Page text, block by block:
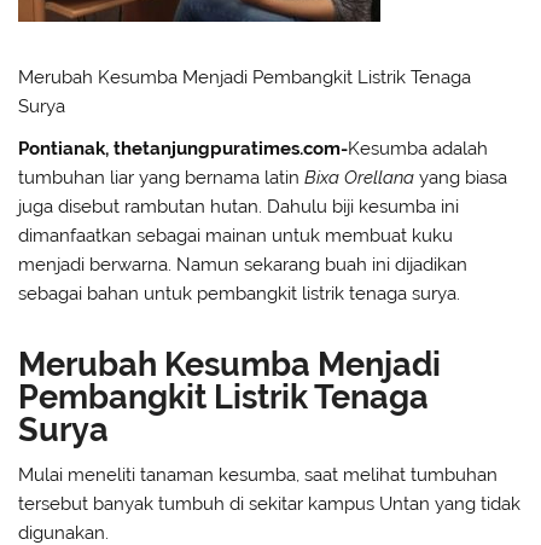
Merubah Kesumba Menjadi Pembangkit Listrik Tenaga
Surya
Pontianak,thetanjungpuratimes.com-Kesumba adalah
tumbuhan liar yang bernama latinBixa Orellana yang biasa
juga disebut rambutan hutan. Dahulu biji kesumba ini
dimanfaatkan sebagai mainan untuk membuat kuku
menjadi berwarna. Namun sekarang buah ini dijadikan
sebagai bahan untuk pembangkit listrik tenaga surya.
Merubah Kesumba Menjadi
Pembangkit Listrik Tenaga
Surya
Mulai meneliti tanaman kesumba, saat melihat tumbuhan
tersebut banyak tumbuh di sekitar kampus Untan yang tidak
digunakan.